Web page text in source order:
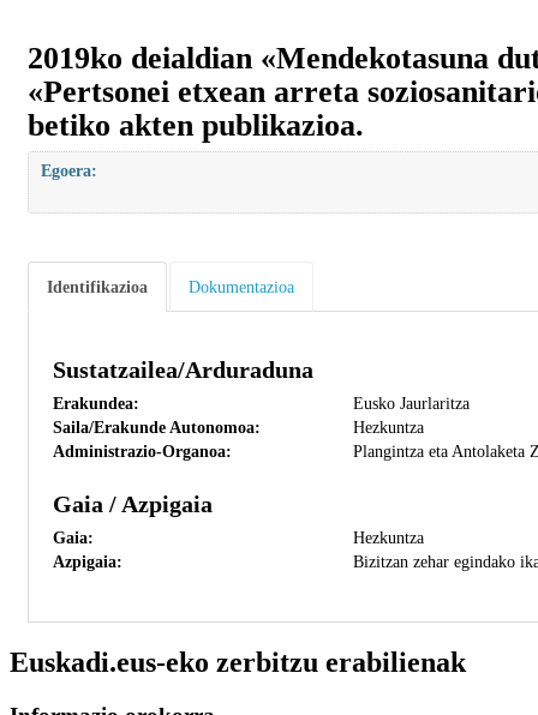
2019ko deialdian «Mendekotasuna
«Pertsonei etxean arreta
betiko akten publikazioa.
Egoera:
Identifikazioa Dokumentazioa
Sustatzailea/Arduraduna
Erakundea:
Eusko Jaurlaritza
Saila/Erakunde Autonomoa:
Hezkuntza
Administrazio-Organoa:
Plangintza eta Antolaketa
Gaia / Azpigaia
Gaia:
Hezkuntza
Azpigaia:
Bizitzan zehar egindako
Euskadi.eus-eko zerbitzu erabilienak